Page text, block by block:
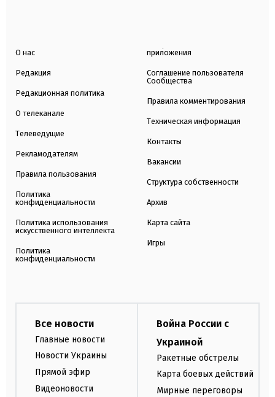
О нас
Редакция
Редакционная политика
О телеканале
Телеведущие
Рекламодателям
Правила пользования
Политика
конфиденциальности
Политика использования
искусственного интеллекта
Политика
конфиденциальности
приложения
Соглашение пользователя
Сообщества
Правила комментирования
Техническая информация
Контакты
Вакансии
Структура собственности
Архив
Карта сайта
Игры
Все новости
Главные новости
Новости Украины
Прямой эфир
Видеоновости
Война России с
Украиной
Ракетные обстрелы
Карта боевых действий
Мирные переговоры